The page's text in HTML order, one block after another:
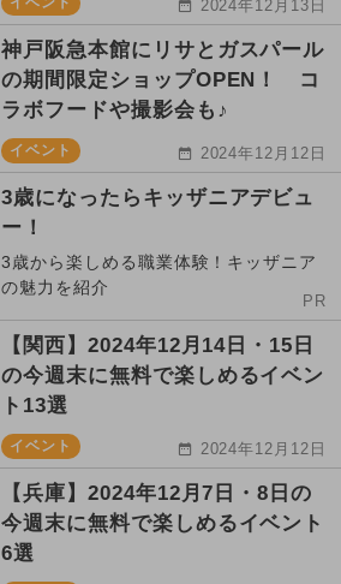
2024年12月13日
神戸阪急本館にリサとガスパール
の期間限定ショップOPEN！ コ
ラボフードや撮影会も♪
イベント 2024年12月12日
3歳になったらキッザニアデビュ
ー！
3歳から楽しめる職業体験！キッザニア
の魅力を紹介
PR
【関西】2024年12月14日・15日
の今週末に無料で楽しめるイベン
ト13選
イベント 2024年12月12日
【兵庫】2024年12月7日・8日の
今週末に無料で楽しめるイベント
6選